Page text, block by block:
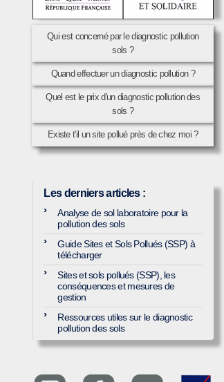
Qui est concerné par le diagnostic pollution
sols ?
Quand effectuer un diagnostic pollution ?
Quel est le prix d'un diagnostic pollution des
sols ?
Existe t'il un site pollué près de chez moi ?
Les derniers articles :
Analyse de sol laboratoire pour la
pollution des sols
Guide Sites et Sols Pollués (SSP) à
télécharger
Sites et sols pollués (SSP), les
conséquences et mesures de
gestion
Ressources utiles sur le diagnostic
pollution des sols